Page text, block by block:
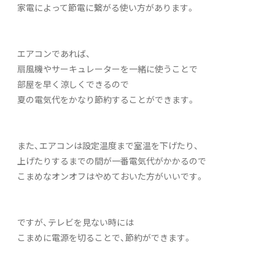
家電によって節電に繋がる使い方があります。
エアコンであれば、
扇風機やサーキュレーターを一緒に使うことで
部屋を早く涼しくできるので
夏の電気代をかなり節約することができます。
また、エアコンは設定温度まで室温を下げたり、
上げたりするまでの間が一番電気代がかかるので
こまめなオンオフはやめておいた方がいいです。
ですが、テレビを見ない時には
こまめに電源を切ることで、節約ができます。